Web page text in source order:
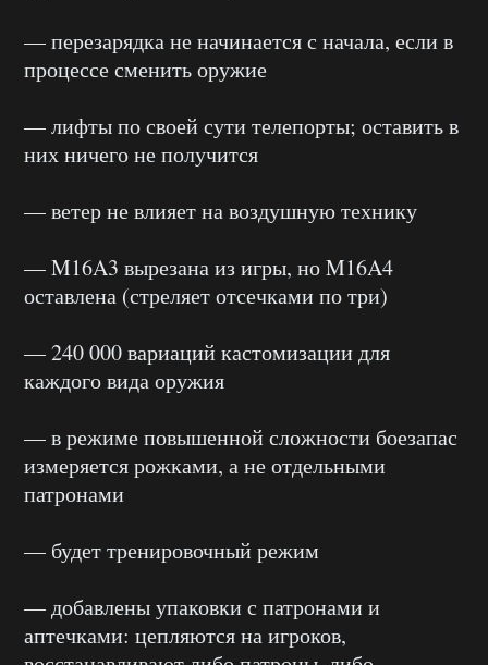
— перезарядка не начинается с начала, если в
процессе сменить оружие
— лифты по своей сути телепорты; оставить в
них ничего не получится
— ветер не влияет на воздушную технику
— M16A3 вырезана из игры, но M16A4
оставлена (стреляет отсечками по три)
— 240 000 вариаций кастомизации для
каждого вида оружия
— в режиме повышенной сложности боезапас
измеряется рожками, а не отдельными
патронами
— будет тренировочный режим
— добавлены упаковки с патронами и
аптечками: цепляются на игроков,